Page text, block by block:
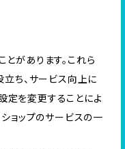
があります。これら
ち、サービス向上に
定を変更することによ
ョップのサービスの一